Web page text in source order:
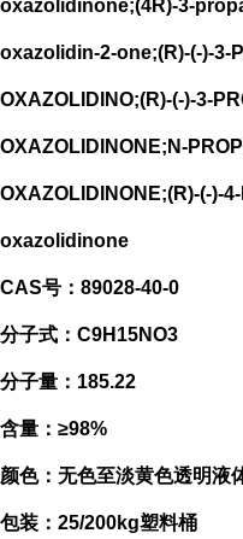
oxazolidinone;(4R)-3-
oxazolidin-2-one;(R)-(-)-3-
OXAZOLIDINO;(R)-(-)-3-
OXAZOLIDINONE;N-
OXAZOLIDINONE;(R)-(-)-
oxazolidinone
CAS号：89028-40-0
分子式：C9H15NO3
分子量：185.22
含量：≥98%
颜色：无色至淡黄色透明液
包装：25/200kg塑料桶